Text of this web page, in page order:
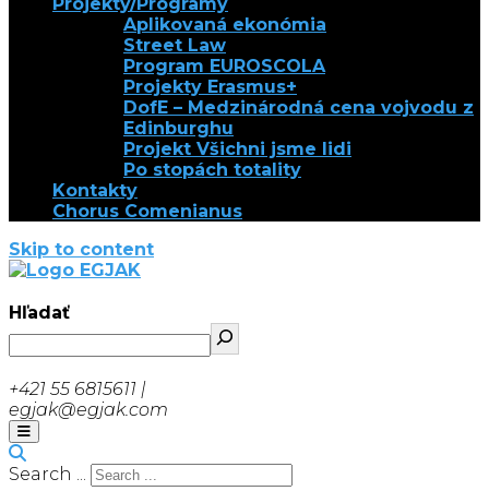
Aplikovaná ekonómia
Street Law
Program EUROSCOLA
Projekty Erasmus+
DofE – Medzinárodná cena vojvodu z
Edinburghu
Projekt Všichni jsme lidi
Po stopách totality
Kontakty
Chorus Comenianus
Skip to content
EGJAK
Hľadať
+421 55 6815611 |
egjak@egjak.com
Search ...